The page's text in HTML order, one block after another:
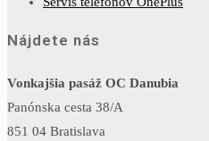
Nájdete nás
Vonkajšia pasáž OC Danubia
Panónska cesta 38/A
851 04 Bratislava